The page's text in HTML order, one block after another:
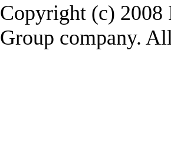
Copyright (c) 2008
Group company.